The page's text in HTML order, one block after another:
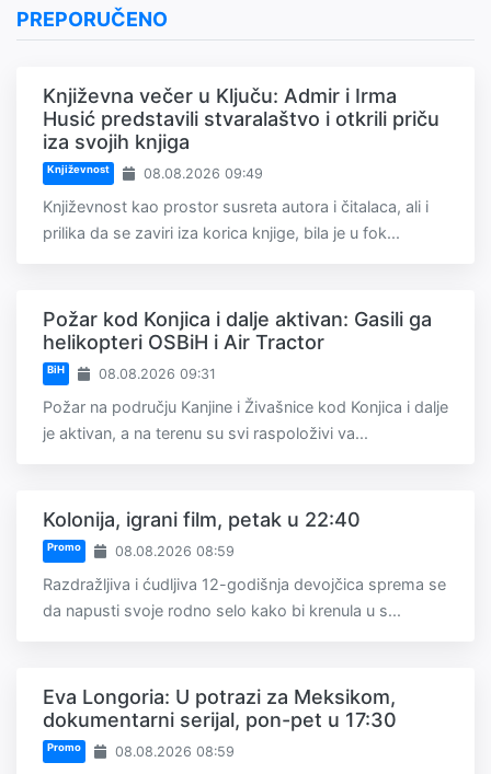
PREPORUČENO
Književna večer u Ključu: Admir i Irma
Husić predstavili stvaralaštvo i otkrili priču
iza svojih knjiga
Književnost 08.08.2026 09:49
Književnost kao prostor susreta autora i čitalaca, ali i
prilika da se zaviri iza korica knjige, bila je u fok...
Požar kod Konjica i dalje aktivan: Gasili ga
helikopteri OSBiH i Air Tractor
BiH 08.08.2026 09:31
Požar na području Kanjine i Živašnice kod Konjica i dalje
je aktivan, a na terenu su svi raspoloživi va...
Kolonija, igrani film, petak u 22:40
Promo 08.08.2026 08:59
Razdražljiva i ćudljiva 12-godišnja devojčica sprema se
da napusti svoje rodno selo kako bi krenula u s...
Eva Longoria: U potrazi za Meksikom,
dokumentarni serijal, pon-pet u 17:30
Promo 08.08.2026 08:59